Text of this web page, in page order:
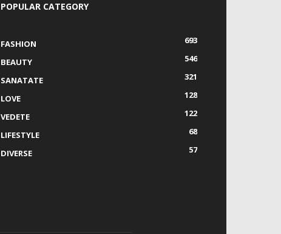
POPULAR CATEGORY
FASHION
693
BEAUTY
546
SANATATE
321
LOVE
128
VEDETE
122
LIFESTYLE
68
DIVERSE
57